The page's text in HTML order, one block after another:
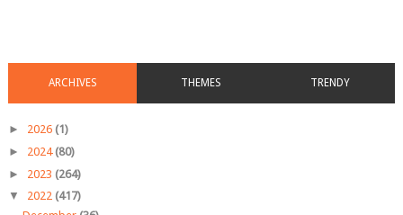
ARCHIVES THEMES TRENDY
► 2026 (1)
► 2024 (80)
► 2023 (264)
▼ 2022 (417)